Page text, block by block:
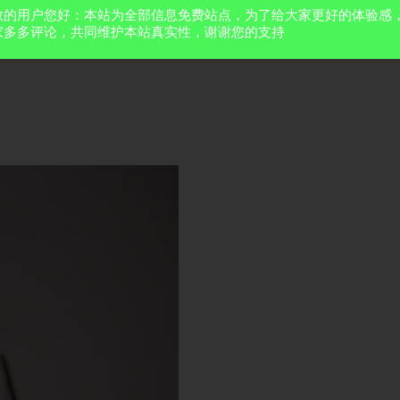
的用户您好：本站为全部信息免费站点，为了给大家更好的体验感
多多评论，共同维护本站真实性，谢谢您的支持